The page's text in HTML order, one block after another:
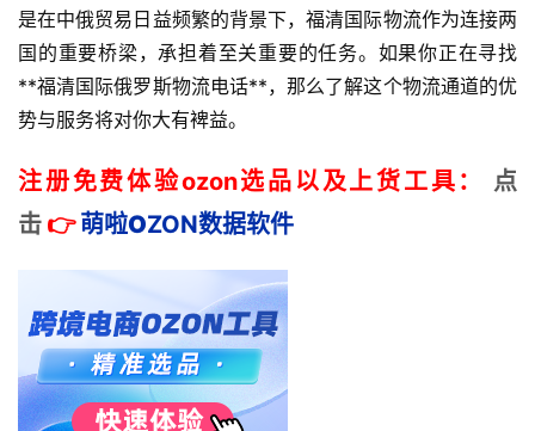
是在中俄贸易日益频繁的背景下，福清国际物流作为连接两
国的重要桥梁，承担着至关重要的任务。如果你正在寻找
**福清国际俄罗斯物流电话**，那么了解这个物流通道的优
势与服务将对你大有裨益。
注册免费体验ozon选品以及上货工具：
点
击 👉 萌啦OZON数据软件